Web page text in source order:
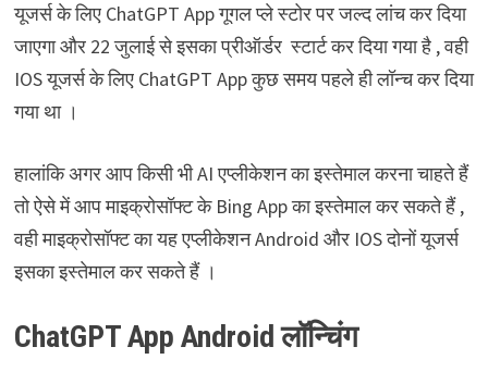
यूजर्स के लिए ChatGPT App गूगल प्ले स्टोर पर जल्द लांच कर दिया
जाएगा और 22 जुलाई से इसका प्रीऑर्डर स्टार्ट कर दिया गया है ‌, वही
IOS यूजर्स के लिए ChatGPT App कुछ समय पहले ही लॉन्च कर दिया
गया था ।
हालांकि अगर आप किसी भी AI एप्लीकेशन का इस्तेमाल करना चाहते हैं
तो ऐसे में आप माइक्रोसॉफ्ट के Bing App का इस्तेमाल कर सकते हैं ,
वही माइक्रोसॉफ्ट का यह एप्लीकेशन Android और IOS दोनों यूजर्स
इसका इस्तेमाल कर सकते हैं ।
ChatGPT App Androidलॉन्चिंग